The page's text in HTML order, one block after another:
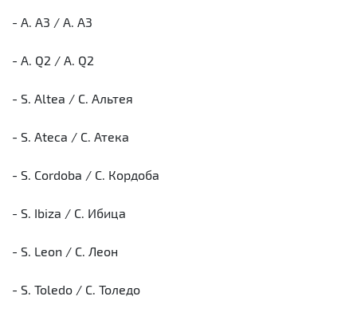
- A. A3 / А. А3
- A. Q2 / А. Q2
- S. Altea / С. Альтея
- S. Ateca / С. Атека
- S. Cordoba / С. Кордоба
- S. Ibiza / С. Ибица
- S. Leon / С. Леон
- S. Toledo / С. Толедо